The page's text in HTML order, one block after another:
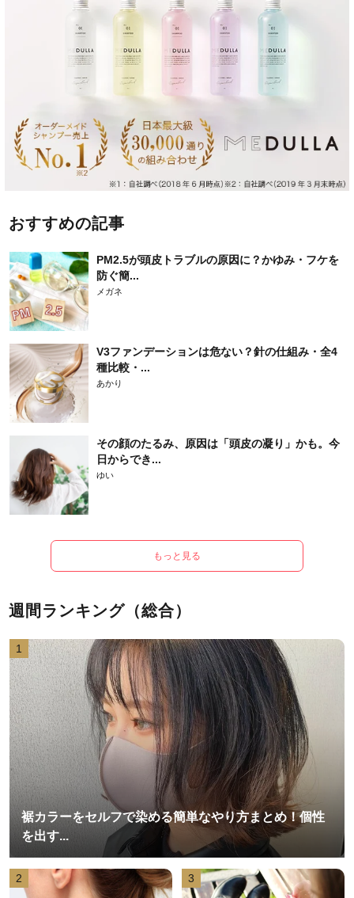
おすすめの記事
PM2.5が頭皮トラブルの原因に？かゆみ・フケを
防ぐ簡...
メガネ
V3ファンデーションは危ない？針の仕組み・全4
種比較・...
あかり
その顔のたるみ、原因は「頭皮の凝り」かも。今
日からでき...
ゆい
もっと見る
週間ランキング（総合）
1
裾カラーをセルフで染める簡単なやり方まとめ！個性
を出す...
2 3